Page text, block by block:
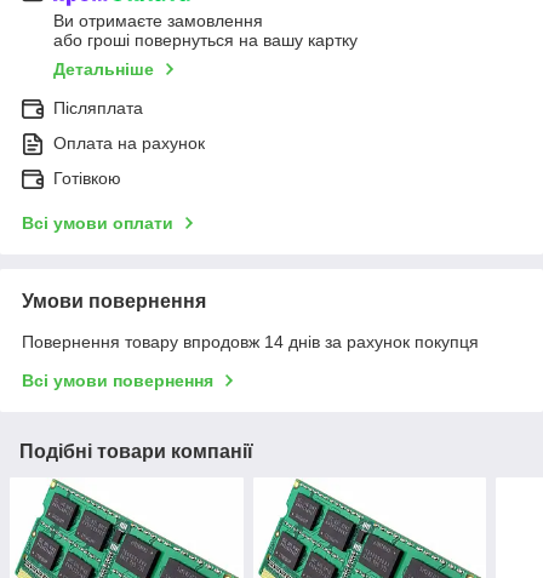
Ви отримаєте замовлення
або гроші повернуться на вашу картку
Детальніше
Післяплата
Оплата на рахунок
Готівкою
Всі умови оплати
Умови повернення
Повернення товару впродовж 14 днів за рахунок покупця
Всі умови повернення
Подібні товари компанії